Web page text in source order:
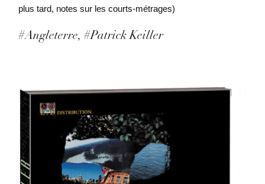
plus tard, notes sur les courts-métrages)
#Angleterre #Patrick Keiller